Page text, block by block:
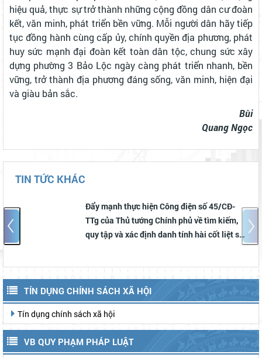
hiệu quả, thực sự trở thành những cộng đồng dân cư đoàn
kết, văn minh, phát triển bền vững. Mỗi người dân hãy tiếp
tục đồng hành cùng cấp ủy, chính quyền địa phương, phát
huy sức mạnh đại đoàn kết toàn dân tộc, chung sức xây
dựng phường 3 Bảo Lộc ngày càng phát triển nhanh, bền
vững, trở thành địa phương đáng sống, văn minh, hiện đại
và giàu bản sắc.
Bùi
Quang Ngọc
TIN TỨC KHÁC
Đẩy mạnh thực hiện Công điện số 45/CĐ-
TTg của Thủ tướng Chính phủ về tìm kiếm,
quy tập và xác định danh tính hài cốt liệt sĩ;
TÍN DỤNG CHÍNH SÁCH XÃ HỘI
Tín dụng chính sách xã hội
VB QUY PHẠM PHÁP LUẬT